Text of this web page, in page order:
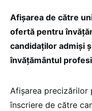
Afișarea de către
ofertă pentru
candidaților admiși
învățământul
Afișarea precizărilor
înscriere de către